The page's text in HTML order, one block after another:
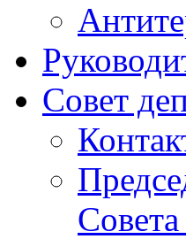
Совет